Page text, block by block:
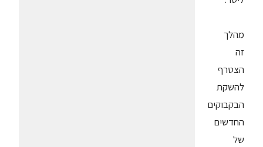
מהלך
זה
הצטרף
להשקת
הבקבוקים
החדשים
של